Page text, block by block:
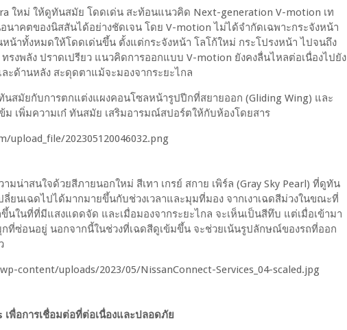
ใหม่ ให้ดูทันสมัย โดดเด่น สะท้อนแนวคิด Next-generation V-motion เท
าคตของนิสสันได้อย่างชัดเจน โดย V-motion ไม่ได้จำกัดเฉพาะกระจังหน้า
น้าทั้งหมดให้โดดเด่นขึ้น ตั้งแต่กระจังหน้า โลโก้ใหม่ กระโปรงหน้า ไปจนถึง
รงพลัง ปราดเปรียว แนวคิดการออกแบบ V-motion ยังคงลื่นไหลต่อเนื่องไปยัง
ะด้านหลัง สะดุดตาแม้จะมองจากระยะไกล
นสมัยกับการตกแต่งแผงคอนโซลหน้ารูปปีกที่สยายออก (Gliding Wing) และ
ม เพิ่มความเก๋ ทันสมัย เสริมอารมณ์สปอร์ตให้กับห้องโดยสาร
มน่าสนใจด้วยสีภายนอกใหม่ สีเทา เกรย์ สกาย เพิร์ล (Gray Sky Pearl) ที่ดูทัน
ยนเฉดไปได้มากมายขึ้นกับช่วงเวลาและมุมที่มอง จากเงาเฉดสีม่วงในขณะที่
ในที่ที่มีแสงแดดจัด และเมื่อมองจากระยะไกล จะเห็นเป็นสีทึบ แต่เมื่อเข้ามา
กที่ซ่อนอยู่ นอกจากนี้ในช่วงที่เฉดสีดูเข้มขึ้น จะช่วยเน้นรูปลักษณ์ของรถที่ออก
พื่อการเชื่อมต่อที่ต่อเนื่องและปลอดภัย